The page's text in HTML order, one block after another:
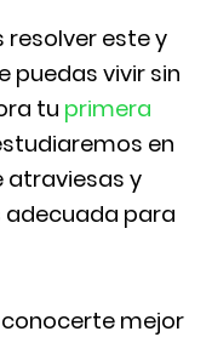
este y
puedas vivir sin
tu primera
en
atraviesas y
para
mejor